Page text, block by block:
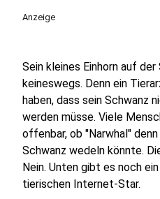
Anzeige
Sein kleines Einhorn auf
keineswegs. Denn ein
haben, dass sein Schwanz
werden müsse. Viele
offenbar, ob "Narwhal"
Schwanz wedeln könnte.
Nein. Unten gibt es noch
tierischen Internet-Star.